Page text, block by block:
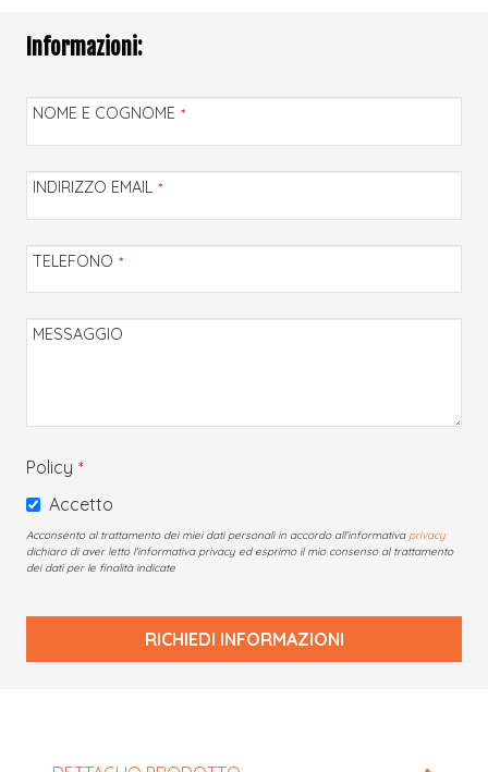
Informazioni:
NOME E COGNOME *
INDIRIZZO EMAIL *
TELEFONO *
MESSAGGIO
Policy *
Accetto
Acconsento al trattamento dei miei dati personali in accordo all'informativa privacy
dichiaro di aver letto l'informativa privacy ed esprimo il mio consenso al trattamento
dei dati per le finalità indicate
RICHIEDI INFORMAZIONI